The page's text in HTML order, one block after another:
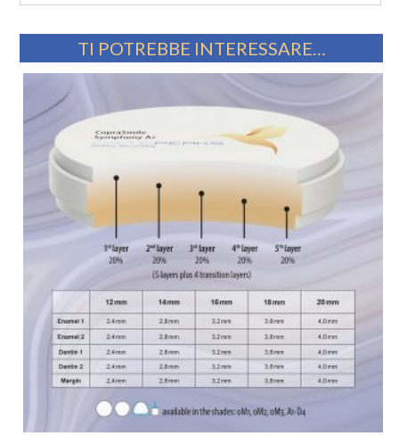
TI POTREBBE INTERESSARE…